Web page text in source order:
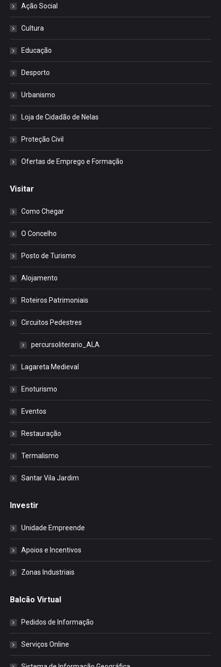
Ação Social
Cultura
Educação
Desporto
Urbanismo
Loja de Cidadão de Nelas
Proteção Civil
Ofertas de Emprego e Formação
Visitar
Como Chegar
O Concelho
Posto de Turismo
Alojamento
Roteiros Patrimoniais
Circuitos Pedestres
percursoliterario_ALA
Lagareta Medieval
Enoturismo
Eventos
Restauração
Termalismo
Santar Vila Jardim
Investir
Unidade Empreende
Apoios e Incentivos
Zonas Industriais
Balcão Virtual
Pedidos de Informação
Serviços Online